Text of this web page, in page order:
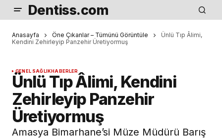
Dentiss.com
Anasayfa Öne Çıkanlar – Tümünü Görüntüle
Ünlü Tıp Âlimi,
Kendini Zehirleyip Panzehir Üretiyormuş
GENEL SAĞLIKHABERLER
Ünlü Tıp Âlimi, Kendini
Zehirleyip Panzehir
Üretiyormuş
Amasya Bimarhane’si Müze Müdürü Barış